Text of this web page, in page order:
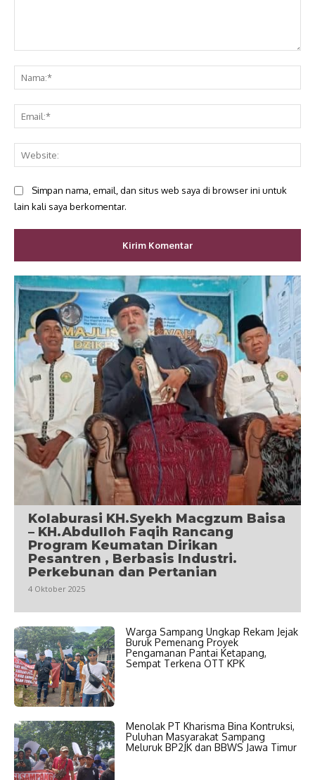
Simpan nama, email, dan situs web saya di browser ini untuk
lain kali saya berkomentar.
Kolaburasi KH.Syekh Macgzum Baisa
– KH.Abdulloh Faqih Rancang
Program Keumatan Dirikan
Pesantren , Berbasis Industri.
Perkebunan dan Pertanian
4 Oktober 2025
Warga Sampang Ungkap Rekam Jejak
Buruk Pemenang Proyek
Pengamanan Pantai Ketapang,
Sempat Terkena OTT KPK
Menolak PT Kharisma Bina Kontruksi,
Puluhan Masyarakat Sampang
Meluruk BP2JK dan BBWS Jawa Timur